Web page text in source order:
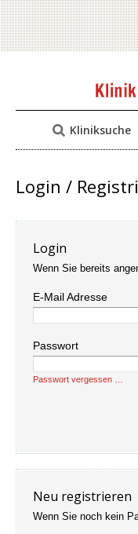
Kliniksuche
Login /
Login
Wenn Sie bereits
E-Mail Adresse
Passwort
Passwort vergessen …
Neu registrieren
Wenn Sie noch kein